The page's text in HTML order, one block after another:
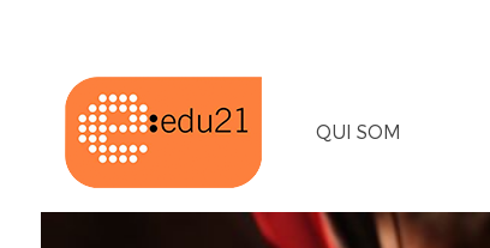
QUI SOM